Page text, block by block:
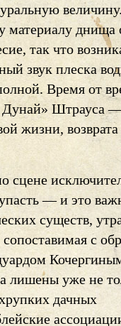
материалу днища
так что
звук плеска
Время от
Дунай» Штрауса
жизни, возврата
сцене
— и это
существ,
с
лишены уже не
дачных